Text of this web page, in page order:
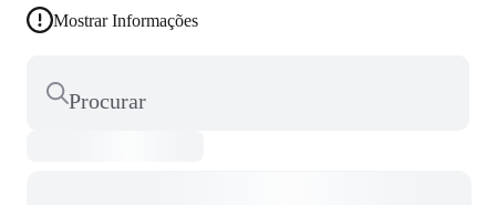
Mostrar Informações